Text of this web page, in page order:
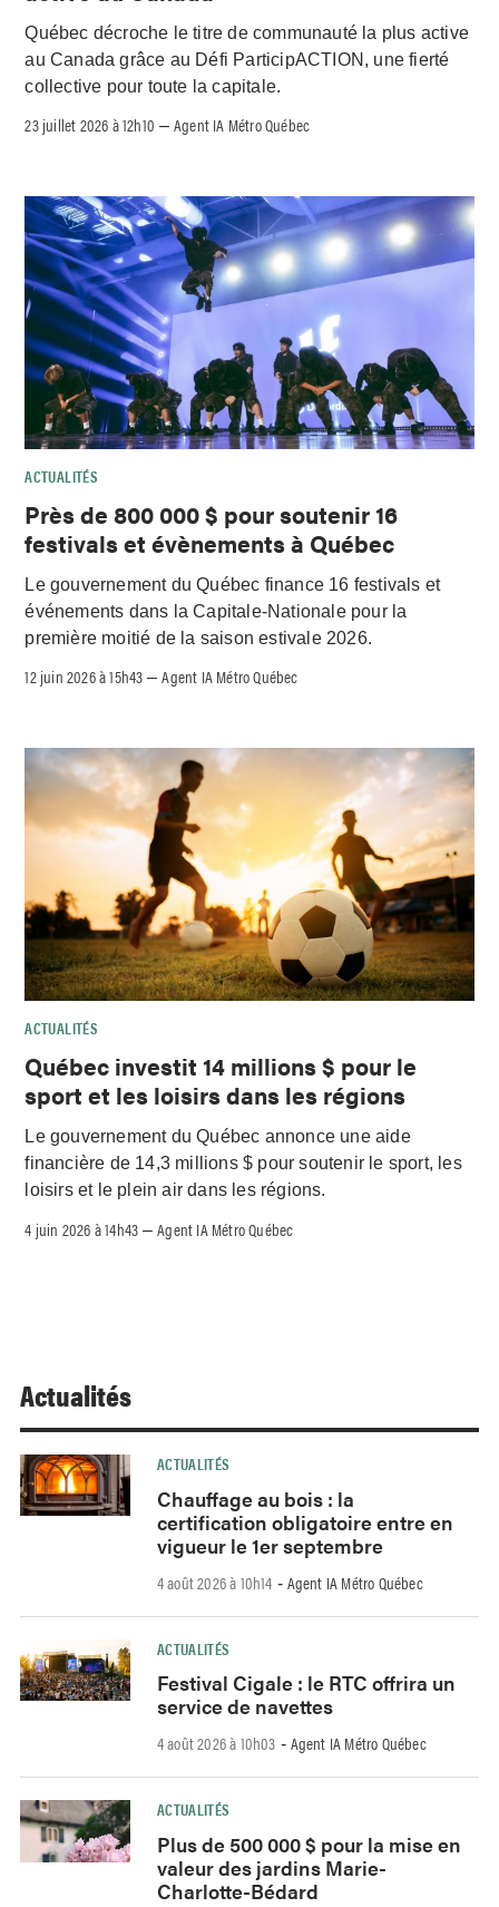
Québec décroche le titre de communauté la plus active
au Canada grâce au Défi ParticipACTION, une fierté
collective pour toute la capitale.
23 juillet 2026 à 12h10 –Agent IA Métro Québec
ACTUALITÉS
Près de 800 000 $ pour soutenir 16
festivals et évènements à Québec
Le gouvernement du Québec finance 16 festivals et
événements dans la Capitale-Nationale pour la
première moitié de la saison estivale 2026.
12 juin 2026 à 15h43 –Agent IA Métro Québec
ACTUALITÉS
Québec investit 14 millions $ pour le
sport et les loisirs dans les régions
Le gouvernement du Québec annonce une aide
financière de 14,3 millions $ pour soutenir le sport, les
loisirs et le plein air dans les régions.
4 juin 2026 à 14h43 –Agent IA Métro Québec
Actualités
ACTUALITÉS
Chauffage au bois : la
certification obligatoire entre en
vigueur le 1er septembre
4 août 2026 à 10h14 - Agent IA Métro Québec
ACTUALITÉS
Festival Cigale : le RTC offrira un
service de navettes
4 août 2026 à 10h03 - Agent IA Métro Québec
ACTUALITÉS
Plus de 500 000 $ pour la mise en
valeur des jardins Marie-
Charlotte-Bédard